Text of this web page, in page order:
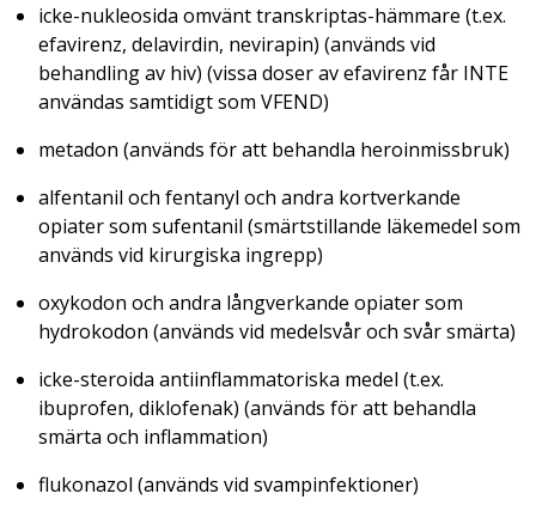
icke-nukleosida omvänt transkriptas-hämmare (t.ex.
efavirenz, delavirdin, nevirapin) (används vid
behandling av hiv) (vissa doser av efavirenz får INTE
användas samtidigt som VFEND)
metadon (används för att behandla heroinmissbruk)
alfentanil och fentanyl och andra kortverkande
opiater som sufentanil (smärtstillande läkemedel som
används vid kirurgiska ingrepp)
oxykodon och andra långverkande opiater som
hydrokodon (används vid medelsvår och svår smärta)
icke-steroida antiinflammatoriska medel (t.ex.
ibuprofen, diklofenak) (används för att behandla
smärta och inflammation)
flukonazol (används vid svampinfektioner)